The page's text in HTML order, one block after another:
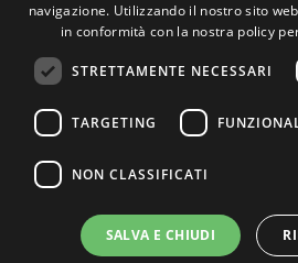
navigazione. Utilizzando il nostro sito
in conformità con la nostra policy
STRETTAMENTE NECESSARI
TARGETING
NON CLASSIFICATI
SALVA E CHIUDI